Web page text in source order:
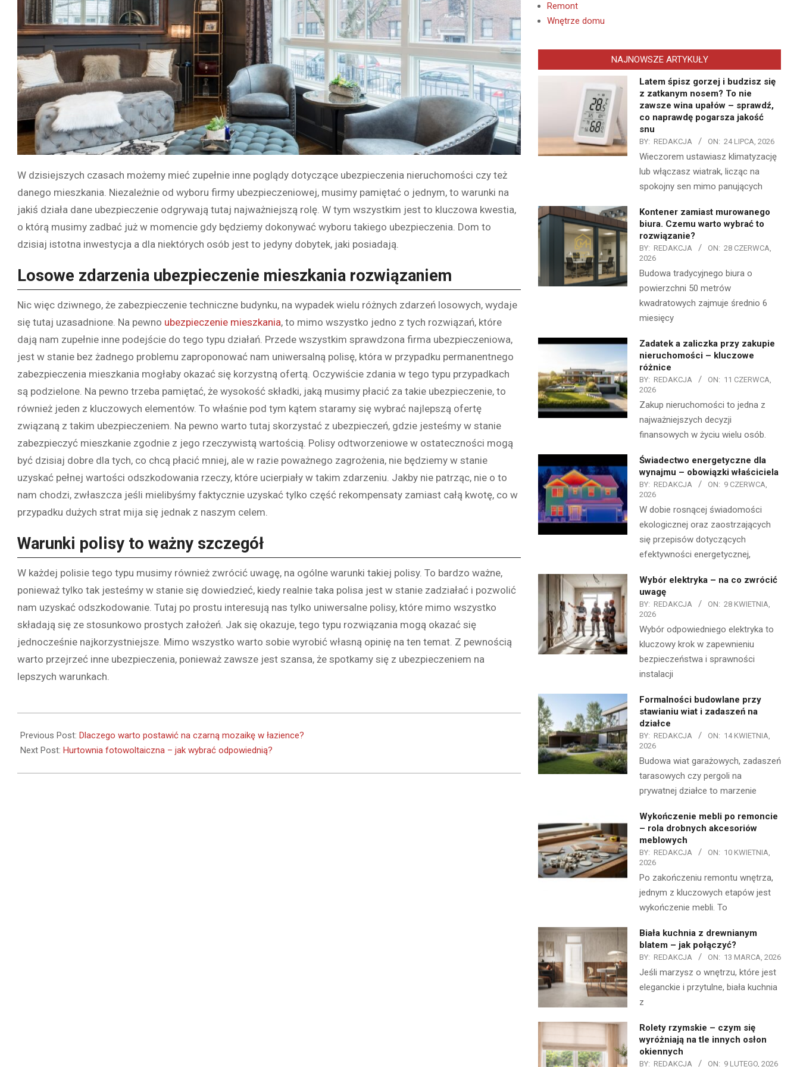
W dzisiejszych czasach możemy mieć zupełnie inne poglądy dotyczące ubezpieczenia nieruchomości czy też
danego mieszkania. Niezależnie od wyboru firmy ubezpieczeniowej, musimy pamiętać o jednym, to warunki na
jakiś działa dane ubezpieczenie odgrywają tutaj najważniejszą rolę. W tym wszystkim jest to kluczowa kwestia,
o którą musimy zadbać już w momencie gdy będziemy dokonywać wyboru takiego ubezpieczenia. Dom to
dzisiaj istotna inwestycja a dla niektórych osób jest to jedyny dobytek, jaki posiadają.
Losowe zdarzenia ubezpieczenie mieszkania rozwiązaniem
Nic więc dziwnego, że zabezpieczenie techniczne budynku, na wypadek wielu różnych zdarzeń losowych, wydaje
się tutaj uzasadnione. Na pewno ubezpieczenie mieszkania, to mimo wszystko jedno z tych rozwiązań, które
dają nam zupełnie inne podejście do tego typu działań. Przede wszystkim sprawdzona firma ubezpieczeniowa,
jest w stanie bez żadnego problemu zaproponować nam uniwersalną polisę, która w przypadku permanentnego
zabezpieczenia mieszkania mogłaby okazać się korzystną ofertą. Oczywiście zdania w tego typu przypadkach
są podzielone. Na pewno trzeba pamiętać, że wysokość składki, jaką musimy płacić za takie ubezpieczenie, to
również jeden z kluczowych elementów. To właśnie pod tym kątem staramy się wybrać najlepszą ofertę
związaną z takim ubezpieczeniem. Na pewno warto tutaj skorzystać z ubezpieczeń, gdzie jesteśmy w stanie
zabezpieczyć mieszkanie zgodnie z jego rzeczywistą wartością. Polisy odtworzeniowe w ostateczności mogą
być dzisiaj dobre dla tych, co chcą płacić mniej, ale w razie poważnego zagrożenia, nie będziemy w stanie
uzyskać pełnej wartości odszkodowania rzeczy, które ucierpiały w takim zdarzeniu. Jakby nie patrząc, nie o to
nam chodzi, zwłaszcza jeśli mielibyśmy faktycznie uzyskać tylko część rekompensaty zamiast całą kwotę, co w
przypadku dużych strat mija się jednak z naszym celem.
Warunki polisy to ważny szczegół
W każdej polisie tego typu musimy również zwrócić uwagę, na ogólne warunki takiej polisy. To bardzo ważne,
ponieważ tylko tak jesteśmy w stanie się dowiedzieć, kiedy realnie taka polisa jest w stanie zadziałać i pozwolić
nam uzyskać odszkodowanie. Tutaj po prostu interesują nas tylko uniwersalne polisy, które mimo wszystko
składają się ze stosunkowo prostych założeń. Jak się okazuje, tego typu rozwiązania mogą okazać się
jednocześnie najkorzystniejsze. Mimo wszystko warto sobie wyrobić własną opinię na ten temat. Z pewnością
warto przejrzeć inne ubezpieczenia, ponieważ zawsze jest szansa, że spotkamy się z ubezpieczeniem na
lepszych warunkach.
11-
22
Previous Post: Dlaczego warto postawić na czarną mozaikę w łazience?
Next Post: Hurtownia fotowoltaiczna – jak wybrać odpowiednią?
Remont
Wnętrze domu
NAJNOWSZE ARTYKUŁY
Latem śpisz gorzej i budzisz się
z zatkanym nosem? To nie
zawsze wina upałów – sprawdź,
co naprawdę pogarsza jakość
snu
BY: REDAKCJA ON: 24 LIPCA, 2026
Wieczorem ustawiasz klimatyzację
lub włączasz wiatrak, licząc na
spokojny sen mimo panujących
Kontener zamiast murowanego
biura. Czemu warto wybrać to
rozwiązanie?
BY: REDAKCJA ON: 28 CZERWCA,
2026
Budowa tradycyjnego biura o
powierzchni 50 metrów
kwadratowych zajmuje średnio 6
miesięcy
Zadatek a zaliczka przy zakupie
nieruchomości – kluczowe
różnice
BY: REDAKCJA ON: 11 CZERWCA,
2026
Zakup nieruchomości to jedna z
najważniejszych decyzji
finansowych w życiu wielu osób.
Świadectwo energetyczne dla
wynajmu – obowiązki właściciela
BY: REDAKCJA ON: 9 CZERWCA,
2026
W dobie rosnącej świadomości
ekologicznej oraz zaostrzających
się przepisów dotyczących
efektywności energetycznej,
Wybór elektryka – na co zwrócić
uwagę
BY: REDAKCJA ON: 28 KWIETNIA,
2026
Wybór odpowiedniego elektryka to
kluczowy krok w zapewnieniu
bezpieczeństwa i sprawności
instalacji
Formalności budowlane przy
stawianiu wiat i zadaszeń na
działce
BY: REDAKCJA ON: 14 KWIETNIA,
2026
Budowa wiat garażowych, zadaszeń
tarasowych czy pergoli na
prywatnej działce to marzenie
Wykończenie mebli po remoncie
– rola drobnych akcesoriów
meblowych
BY: REDAKCJA ON: 10 KWIETNIA,
2026
Po zakończeniu remontu wnętrza,
jednym z kluczowych etapów jest
wykończenie mebli. To
Biała kuchnia z drewnianym
blatem – jak połączyć?
BY: REDAKCJA ON: 13 MARCA, 2026
Jeśli marzysz o wnętrzu, które jest
eleganckie i przytulne, biała kuchnia
z
Rolety rzymskie – czym się
wyróżniają na tle innych osłon
okiennych
BY: REDAKCJA ON: 9 LUTEGO, 2026